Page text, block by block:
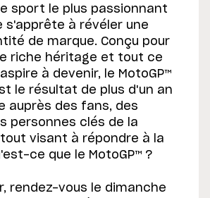
sport le plus passionnant
s'apprête à révéler une
de marque. Conçu pour
riche héritage et tout ce
à devenir, le MotoGP™
le résultat de plus d'un an
auprès des fans, des
personnes clés de la
visant à répondre à la
ce que le MotoGP™ ?
rendez-vous le dimanche